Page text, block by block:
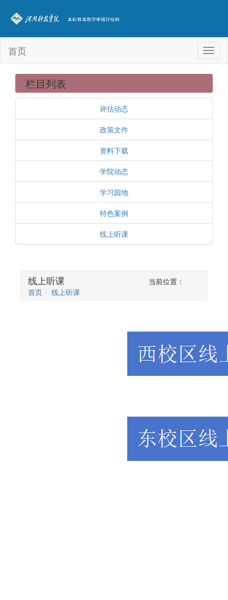
首页
栏目列表
评估动态
政策文件
资料下载
学院动态
学习园地
特色案例
线上听课
线上听课
当前位置：
首页
线上听课